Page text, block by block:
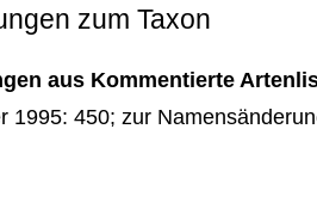
zum Taxon
aus Kommentierte
1995: 450; zur